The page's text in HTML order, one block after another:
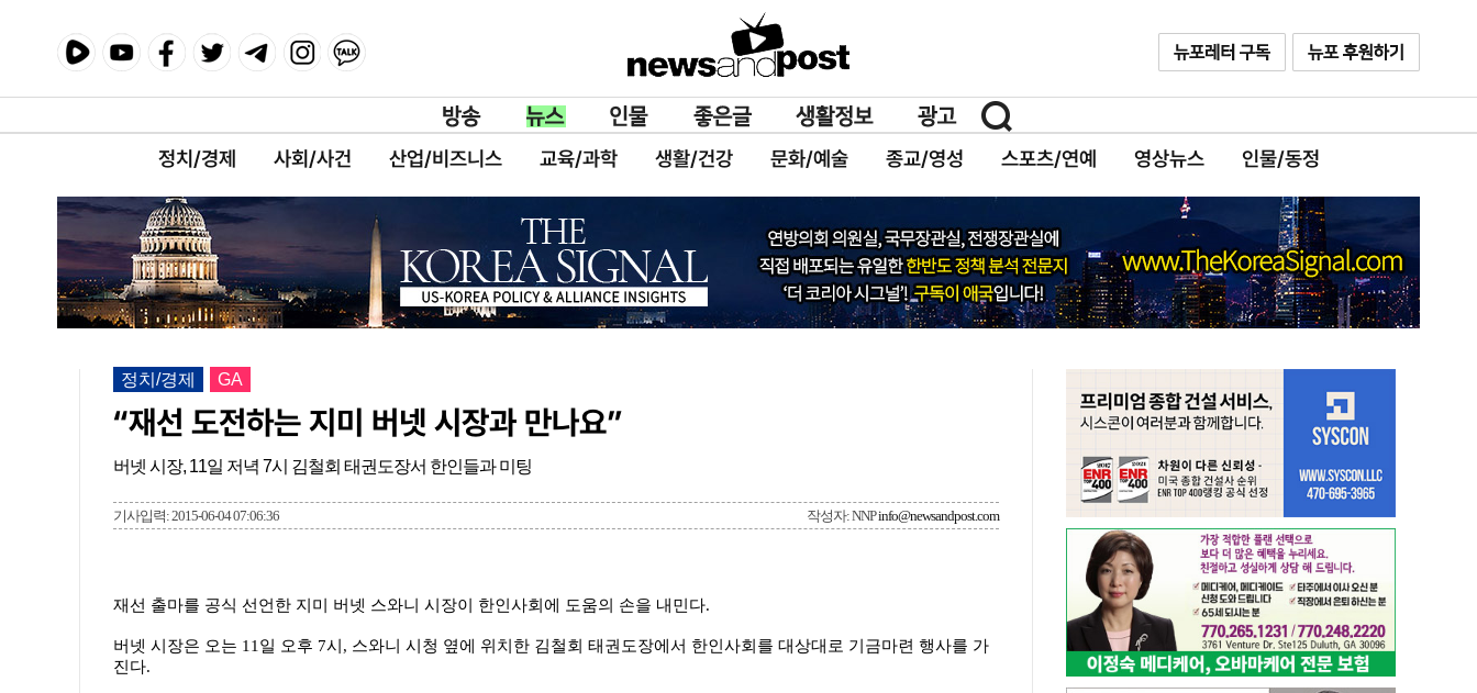
정치/경제 사회/사건 산업/비즈니스 교육/과학 생활/건강 문화/예술 종교/영성 스포츠/연예 영상뉴스 인물/동정
정치/경제 GA
“재선 도전하는 지미 버넷 시장과 만나요”
버넷 시장, 11일 저녁 7시 김철회 태권도장서 한인들과 미팅
기사입력: 2015-06-04 07:06:36 작성자: NNPinfo@newsandpost.com
재선 출마를 공식 선언한 지미 버넷 스와니 시장이 한인사회에 도움의 손을 내민다.
버넷 시장은 오는 11일 오후 7시, 스와니 시청 옆에 위치한 김철회 태권도장에서 한인사회를 대상대로 기금마련 행사를 가
진다.